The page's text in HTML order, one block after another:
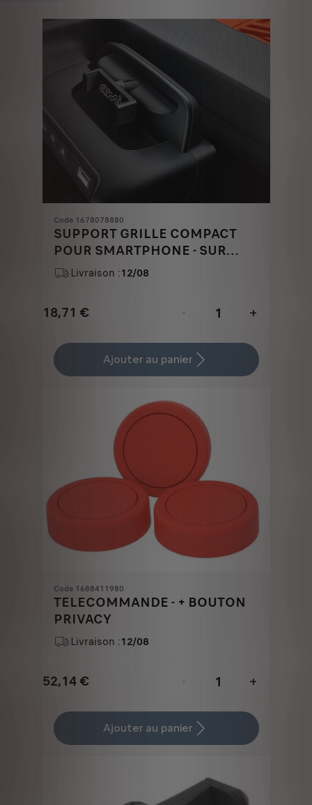
Code 1678078880
SUPPORT GRILLE COMPACT
POUR SMARTPHONE - SUR
AERATEUR
Livraison :12/08
18,71 €
Price
18,71
-
+
Quantity
updated
Ajouter au panier
Code 1688411980
TELECOMMANDE - + BOUTON
PRIVACY
Livraison :12/08
52,14 €
Price
52,14
-
+
Quantity
updated
Ajouter au panier